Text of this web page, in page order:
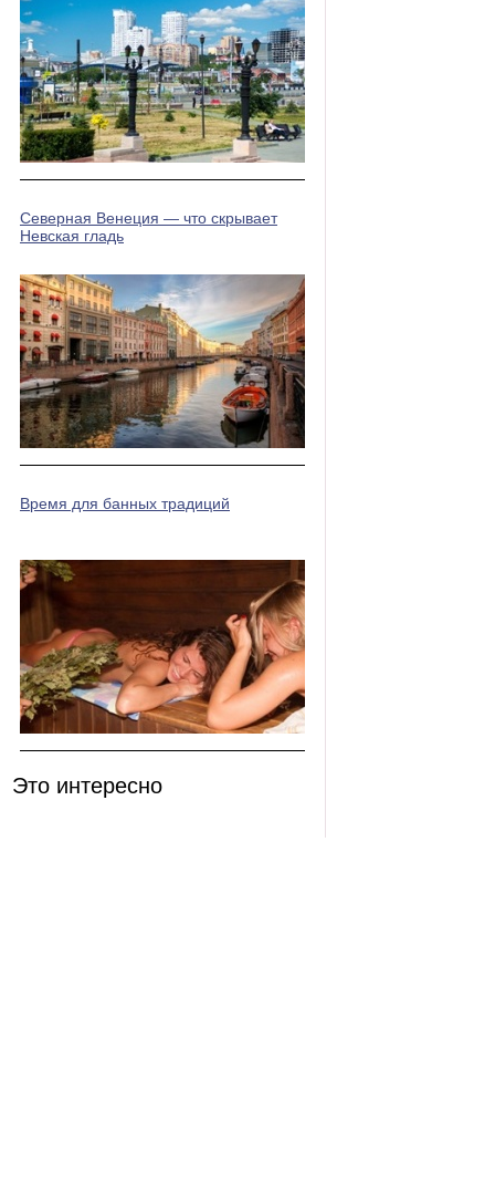
Северная Венеция — что скрывает
Невская гладь
Время для банных традиций
Это интересно